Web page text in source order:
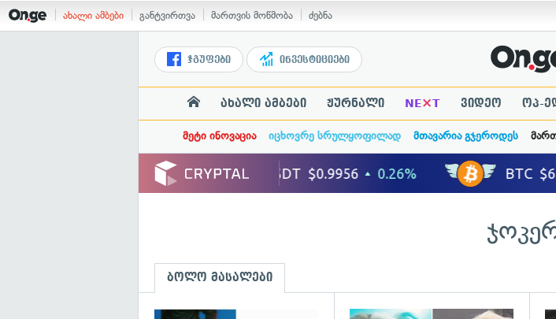
ახალი ამბები განტვირთვა მართვის მოწმობა ძებნა
ჯგუფები ინვესტიციები
ახალი ამბები ჟურნალი NE×T ვიდეო ოპ-
მეტი ინოვაცია იცხოვრე სრულყოფილად მთავარია გჯეროდეს
ბოლო მასალები